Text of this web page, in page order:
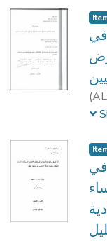
Al-
في
(
في